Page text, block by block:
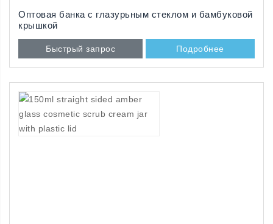
Оптовая банка с глазурьным стеклом и бамбуковой
крышкой
Быстрый запрос Подробнее